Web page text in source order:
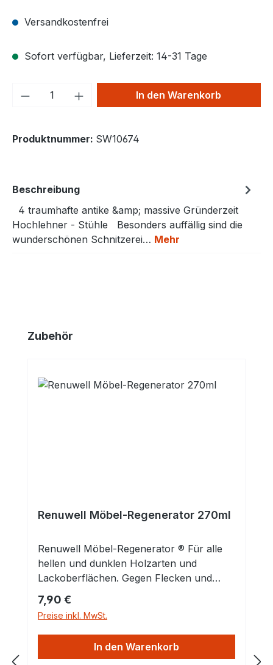
Versandkostenfrei
Sofort verfügbar, Lieferzeit: 14-31 Tage
Produkt Anzahl: Gib denIn den Warenkorb
Produktnummer: SW10674
Beschreibung
4 traumhafte antike &amp; massive Gründerzeit
Hochlehner - Stühle Besonders auffällig sind die
wunderschönen Schnitzerei… Mehr
Produktgalerie überspringen
Zubehör
Renuwell Möbel-Regenerator 270ml
Renuwell Möbel-Regenerator ® Für alle
hellen und dunklen Holzarten und
Lackoberflächen. Gegen Flecken und
Kratzer. Zum Reinigen, Auffrischen,
Pflegen und Schützen. Der
Möbelauffrischer mit Tiefenwirkung. Für
alle hellen und dunklen Holzarten: Neue,
alte und antike. Ideal für jede
Regulärer Preis:
7,90 €
Preise inkl. MwSt.
In den Warenkorb